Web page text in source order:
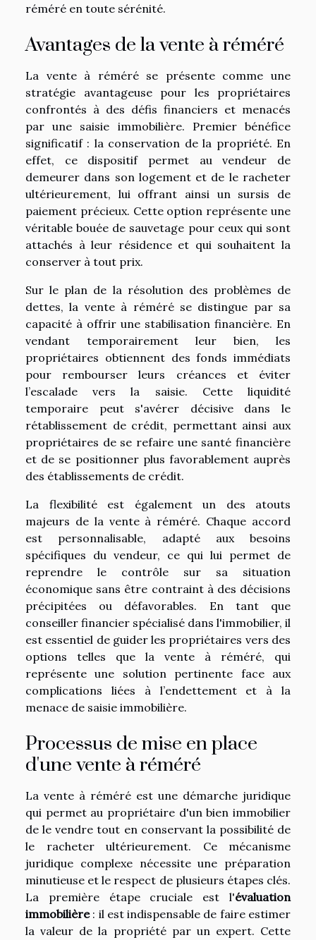
réméré en toute sérénité.
Avantages de la vente à réméré
La vente à réméré se présente comme une
stratégie avantageuse pour les propriétaires
confrontés à des défis financiers et menacés
par une saisie immobilière. Premier bénéfice
significatif : la conservation de la propriété. En
effet, ce dispositif permet au vendeur de
demeurer dans son logement et de le racheter
ultérieurement, lui offrant ainsi un sursis de
paiement précieux. Cette option représente une
véritable bouée de sauvetage pour ceux qui sont
attachés à leur résidence et qui souhaitent la
conserver à tout prix.
Sur le plan de la résolution des problèmes de
dettes, la vente à réméré se distingue par sa
capacité à offrir une stabilisation financière. En
vendant temporairement leur bien, les
propriétaires obtiennent des fonds immédiats
pour rembourser leurs créances et éviter
l’escalade vers la saisie. Cette liquidité
temporaire peut s'avérer décisive dans le
rétablissement de crédit, permettant ainsi aux
propriétaires de se refaire une santé financière
et de se positionner plus favorablement auprès
des établissements de crédit.
La flexibilité est également un des atouts
majeurs de la vente à réméré. Chaque accord
est personnalisable, adapté aux besoins
spécifiques du vendeur, ce qui lui permet de
reprendre le contrôle sur sa situation
économique sans être contraint à des décisions
précipitées ou défavorables. En tant que
conseiller financier spécialisé dans l'immobilier, il
est essentiel de guider les propriétaires vers des
options telles que la vente à réméré, qui
représente une solution pertinente face aux
complications liées à l’endettement et à la
menace de saisie immobilière.
Processus de mise en place
d'une vente à réméré
La vente à réméré est une démarche juridique
qui permet au propriétaire d'un bien immobilier
de le vendre tout en conservant la possibilité de
le racheter ultérieurement. Ce mécanisme
juridique complexe nécessite une préparation
minutieuse et le respect de plusieurs étapes clés.
La première étape cruciale est l'évaluation
immobilière: il est indispensable de faire estimer
la valeur de la propriété par un expert. Cette